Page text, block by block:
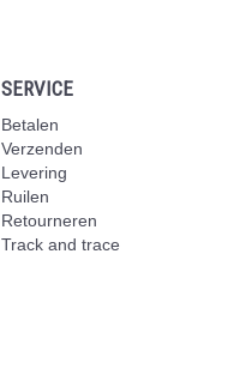
SERVICE
Betalen
Verzenden
Levering
Ruilen
Retourneren
Track and trace